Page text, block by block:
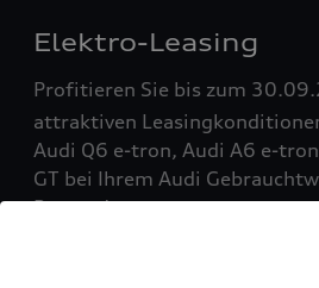
Elektro-Leasing
Profitieren Sie bis zum
attraktiven
Audi Q6 e-tron, Audi A6 e-
GT bei Ihrem Audi
Partner!